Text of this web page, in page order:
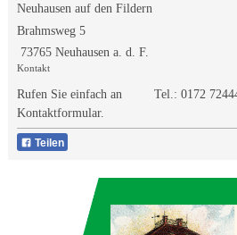
Neuhausen auf den Fildern
Brahmsweg 5
73765 Neuhausen a. d. F.
Kontakt
Rufen Sie einfach an Tel.: 0172
Kontaktformular.
Teilen